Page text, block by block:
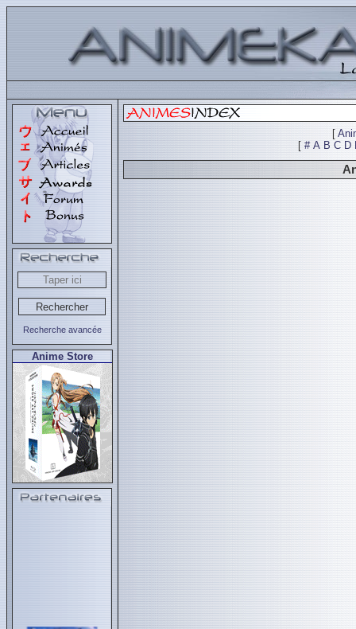
Recherche avancée
Anime Store
[
[ # A B C D